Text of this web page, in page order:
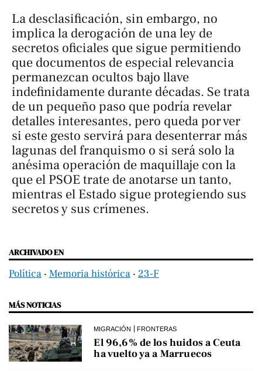
La desclasificación, sin embargo, no
implica la derogación de una ley de
secretos oficiales que sigue permitiendo
que documentos de especial relevancia
permanezcan ocultos bajo llave
indefinidamente durante décadas. Se trata
de un pequeño paso que podría revelar
detalles interesantes, pero queda por ver
si este gesto servirá para desenterrar más
lagunas del franquismo o si será solo la
anésima operación de maquillaje con la
que el PSOE trate de anotarse un tanto,
mientras el Estado sigue protegiendo sus
secretos y sus crímenes.
ARCHIVADO EN
Política ‧ Memoria histórica ‧ 23-F
MÁS NOTICIAS
MIGRACIÓN FRONTERAS
El 96,6% de los huidos a Ceuta
ha vuelto ya a Marruecos